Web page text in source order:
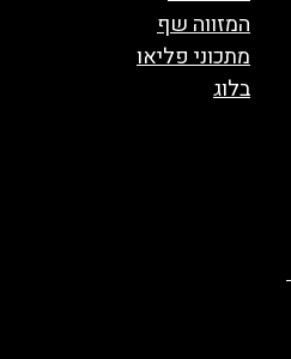
המזווה שף
מתכוני פליאו
בלוג